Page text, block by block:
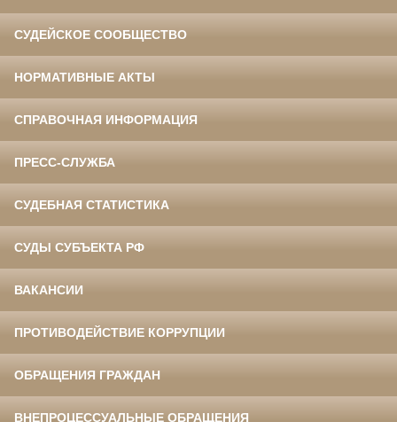
СУДЕЙСКОЕ СООБЩЕСТВО
НОРМАТИВНЫЕ АКТЫ
СПРАВОЧНАЯ ИНФОРМАЦИЯ
ПРЕСС-СЛУЖБА
СУДЕБНАЯ СТАТИСТИКА
СУДЫ СУБЪЕКТА РФ
ВАКАНСИИ
ПРОТИВОДЕЙСТВИЕ КОРРУПЦИИ
ОБРАЩЕНИЯ ГРАЖДАН
ВНЕПРОЦЕССУАЛЬНЫЕ ОБРАЩЕНИЯ